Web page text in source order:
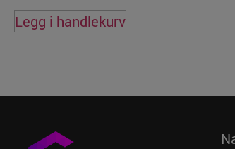
Legg i handlekurv